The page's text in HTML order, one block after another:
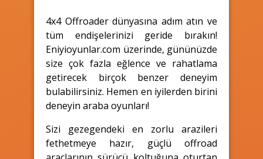
4x4 Offroader dünyasına adım atın ve
tüm endişelerinizi geride bırakın!
Eniyioyunlar.com üzerinde, gününüzde
size çok fazla eğlence ve rahatlama
getirecek birçok benzer deneyim
bulabilirsiniz. Hemen en iyilerden birini
deneyin araba oyunları!
Sizi gezegendeki en zorlu arazileri
fethetmeye hazır, güçlü offroad